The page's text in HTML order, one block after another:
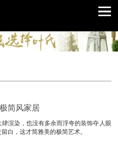
简风家居
渲染，也没有多余而浮夸的装饰夺人眼
白，这才简雅美的极简艺术。